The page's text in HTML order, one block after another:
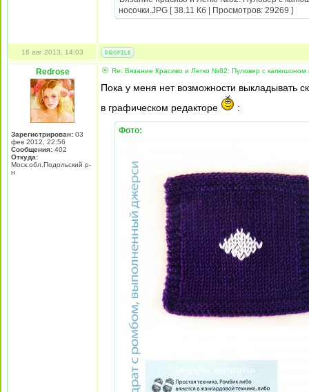
носочки.JPG [ 38.11 Кб | Просмотров: 29269 ]
16 авг 2013, 14:03
Redrose
Зарегистрирован: 03
фев 2012, 22:56
Сообщения: 402
Откуда:
Моск.обл.Подольский р-
н
Re: Вязание Красиво и Легко №82: Пуловер с капюшоном
Пока у меня нет возможности выкладывать
в графическом редакторе
:
Фото: